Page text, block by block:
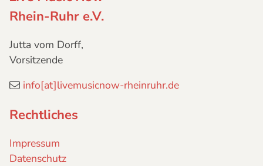
Rhein-Ruhr e.V.
Jutta vom Dorff,
Vorsitzende
info[at]livemusicnow-rheinruhr.de
Rechtliches
Impressum
Datenschutz